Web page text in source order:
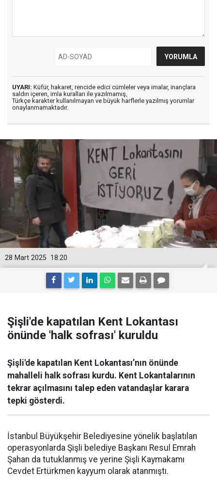
UYARI: Küfür, hakaret, rencide edici cümleler veya imalar, inançlara
saldırı içeren, imla kuralları ile yazılmamış,
Türkçe karakter kullanılmayan ve büyük harflerle yazılmış yorumlar
onaylanmamaktadır.
18:20
28 Mart 2025
Şişli'de kapatılan Kent Lokantası
önünde 'halk sofrası' kuruldu
Şişli'de kapatılan Kent Lokantası’nın önünde
mahalleli halk sofrası kurdu. Kent Lokantalarının
tekrar açılmasını talep eden vatandaşlar karara
tepki gösterdi.
İstanbul Büyükşehir Belediyesine yönelik başlatılan
operasyonlarda Şişli belediye Başkanı Resul Emrah
Şahan da tutuklanmış ve yerine Şişli Kaymakamı
Cevdet Ertürkmen kayyum olarak atanmıştı.